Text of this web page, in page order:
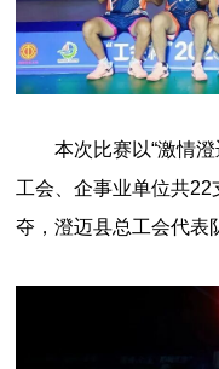
本次比赛以“激情
工会、企事业单位共
夺，澄迈县总工会代表